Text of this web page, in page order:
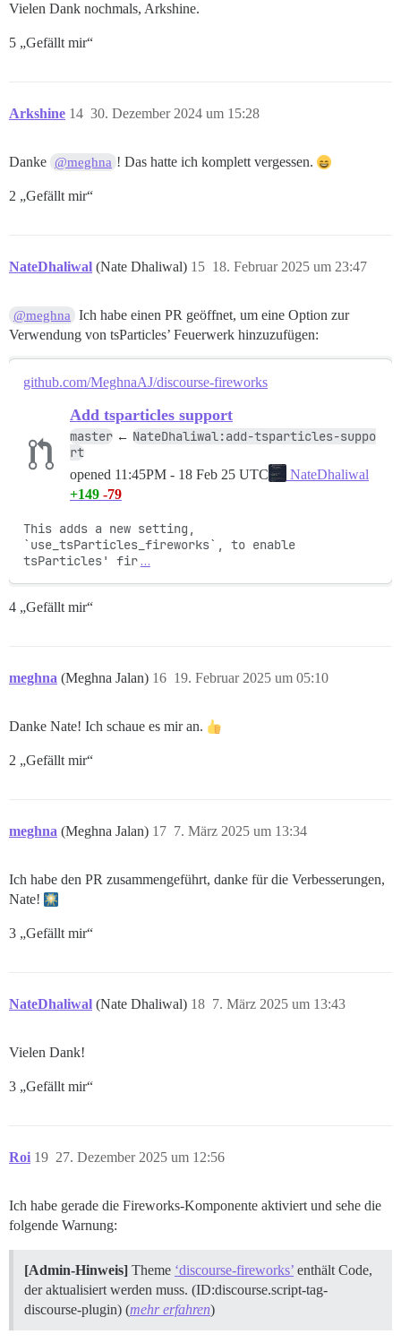
Vielen Dank nochmals, Arkshine.
5 „Gefällt mir“
Arkshine 30. Dezember 2024 um 15:28
14
Danke @meghna ! Das hatte ich komplett vergessen.
2 „Gefällt mir“
NateDhaliwal (Nate Dhaliwal) 18. Februar 2025 um 23:47
15
@meghna
Ich habe einen PR geöffnet, um eine Option zur
Verwendung von tsParticles’ Feuerwerk hinzuzufügen:
github.com/MeghnaAJ/discourse-fireworks
Add tsparticles support
master ← NateDhaliwal:add-tsparticles-suppo
rt
opened 11:45PM - 18 Feb 25 UTC
NateDhaliwal
+149 -79
This adds a new setting,
`use_tsParticles_fireworks`, to enable
tsParticles' fir …
4 „Gefällt mir“
meghna (Meghna Jalan) 19. Februar 2025 um 05:10
16
Danke Nate! Ich schaue es mir an.
2 „Gefällt mir“
meghna (Meghna Jalan) 7. März 2025 um 13:34
17
Ich habe den PR zusammengeführt, danke für die Verbesserungen,
Nate!
3 „Gefällt mir“
NateDhaliwal (Nate Dhaliwal) 7. März 2025 um 13:43
18
Vielen Dank!
3 „Gefällt mir“
Roi 27. Dezember 2025 um 12:56
19
Ich habe gerade die Fireworks-Komponente aktiviert und sehe die
folgende Warnung:
[Admin-Hinweis] Theme ‘discourse-fireworks’ enthält Code,
der aktualisiert werden muss. (ID:discourse.script-tag-
discourse-plugin) (mehr erfahren)